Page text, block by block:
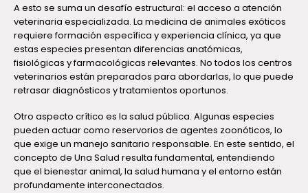
A esto se suma un desafío estructural: el acceso a atención
veterinaria especializada. La medicina de animales exóticos
requiere formación específica y experiencia clínica, ya que
estas especies presentan diferencias anatómicas,
fisiológicas y farmacológicas relevantes. No todos los centros
veterinarios están preparados para abordarlas, lo que puede
retrasar diagnósticos y tratamientos oportunos.
Otro aspecto crítico es la salud pública. Algunas especies
pueden actuar como reservorios de agentes zoonóticos, lo
que exige un manejo sanitario responsable. En este sentido, el
concepto de Una Salud resulta fundamental, entendiendo
que el bienestar animal, la salud humana y el entorno están
profundamente interconectados.